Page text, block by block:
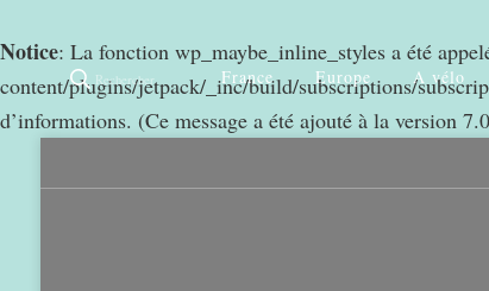
Notice: La fonction wp_maybe_inline_styles a été
content/plugins/jetpack/_inc/build/subscriptions/
d’informations. (Ce message a été ajouté à la version
Rechercher France Europe A vélo
0 968